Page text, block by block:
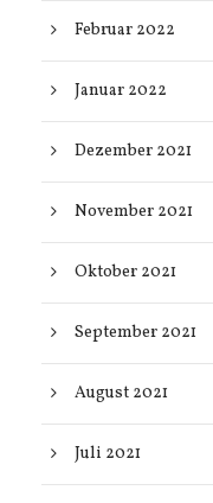
Februar 2022
Januar 2022
Dezember 2021
November 2021
Oktober 2021
September 2021
August 2021
Juli 2021